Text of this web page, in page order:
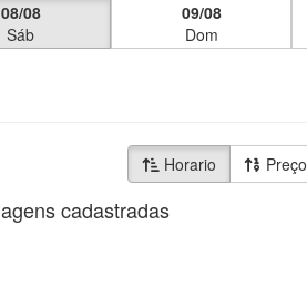
08/08
Sáb
09/08
Dom
Horario Preço
cadastradas